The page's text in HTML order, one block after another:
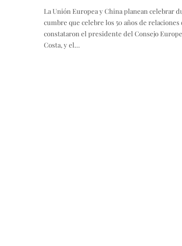
La Unión Europea y China planean celebrar
cumbre que celebre los 50 años de
constataron el presidente del Consejo
Costa, y el…